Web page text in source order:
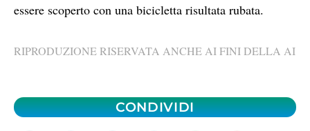
essere scoperto con una bicicletta risultata rubata.
RIPRODUZIONE RISERVATA ANCHE AI FINI DELLA AI
CONDIVIDI